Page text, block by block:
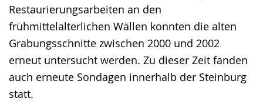
Restaurierungsarbeiten an den
frühmittelalterlichen Wällen konnten die alten
Grabungsschnitte zwischen 2000 und 2002
erneut untersucht werden. Zu dieser Zeit fanden
auch erneute Sondagen innerhalb der Steinburg
statt.